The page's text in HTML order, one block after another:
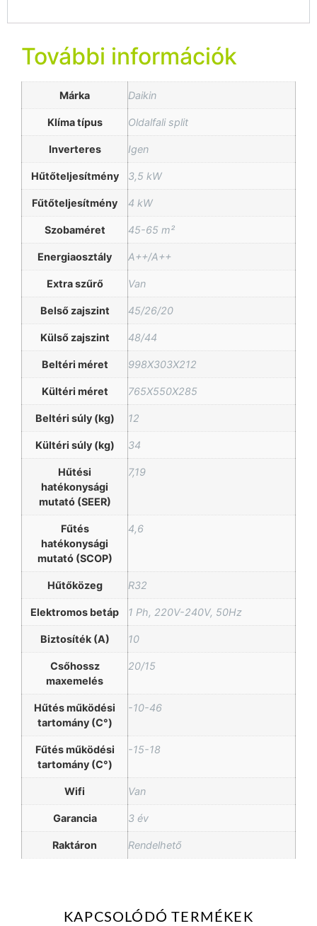
További információk
Márka Daikin
Klíma típus Oldalfali split
Inverteres Igen
Hűtőteljesítmény 3,5 kW
Fűtőteljesítmény 4 kW
Szobaméret 45-65 m²
Energiaosztály A++/A++
Extra szűrő Van
Belső zajszint 45/26/20
Külső zajszint 48/44
Beltéri méret 998X303X212
Kültéri méret 765X550X285
Beltéri súly (kg) 12
Kültéri súly (kg) 34
Hűtési
hatékonysági
mutató (SEER)
7,19
Fűtés
hatékonysági
mutató (SCOP)
4,6
Hűtőközeg R32
Elektromos betáp 1 Ph, 220V-240V, 50Hz
Biztosíték (A) 10
Csőhossz
maxemelés
20/15
Hűtés működési
tartomány (C°)
-10-46
Fűtés működési
tartomány (C°)
-15-18
Wifi Van
Garancia 3 év
Raktáron Rendelhető
KAPCSOLÓDÓ TERMÉKEK